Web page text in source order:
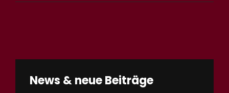
News & neue Beiträge